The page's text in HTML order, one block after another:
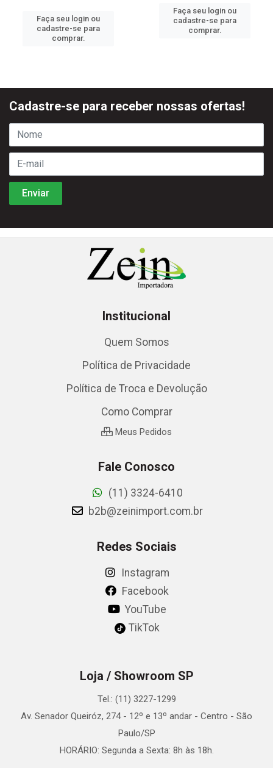
Faça seu login ou
cadastre-se para
comprar.
Faça seu login ou
cadastre-se para
comprar.
Cadastre-se para receber nossas ofertas!
Institucional
Quem Somos
Política de Privacidade
Política de Troca e Devolução
Como Comprar
Meus Pedidos
Fale Conosco
(11) 3324-6410
b2b@zeinimport.com.br
Redes Sociais
Instagram
Facebook
YouTube
TikTok
Loja / Showroom SP
Tel.: (11) 3227-1299
Av. Senador Queiróz, 274 - 12º e 13º andar - Centro - São
Paulo/SP
HORÁRIO: Segunda a Sexta: 8h às 18h.